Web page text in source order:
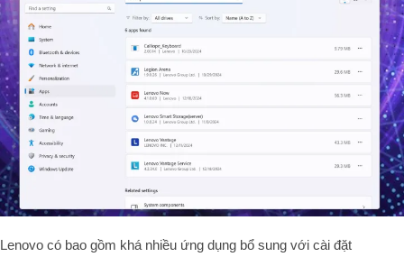
Lenovo có bao gồm khá nhiều ứng dụng bổ sung với cài đặt